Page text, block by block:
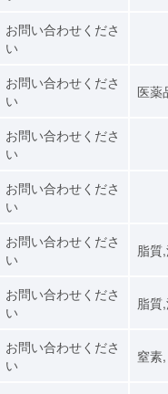
お問い合わせくださ
い
お問い合わせくださ
い
医薬
お問い合わせくださ
い
お問い合わせくださ
い
お問い合わせくださ
い
脂質
お問い合わせくださ
い
脂質
お問い合わせくださ
い
窒素